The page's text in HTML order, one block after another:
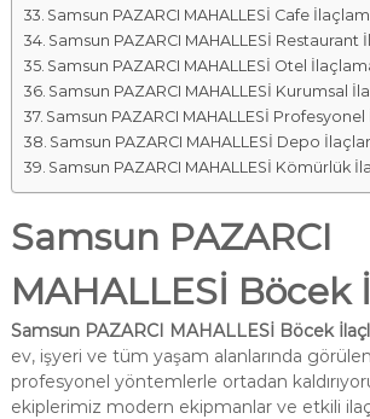
Samsun PAZARCI MAHALLESİ Cafe
Samsun PAZARCI MAHALLESİ Restaurant
Samsun PAZARCI MAHALLESİ Otel
Samsun PAZARCI MAHALLESİ Kurumsal
Samsun PAZARCI MAHALLESİ
Samsun PAZARCI MAHALLESİ Depo
Samsun PAZARCI MAHALLESİ Kömürlük
Samsun PAZARCI
MAHALLESİ Böcek
Samsun PAZARCI MAHALLESİ Böcek
ev, işyeri ve tüm yaşam alanlarında
profesyonel yöntemlerle ortadan
ekiplerimiz modern ekipmanlar ve etkili